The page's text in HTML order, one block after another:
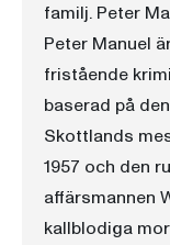
familj. Peter
Peter Manuel
fristående
baserad på
Skottlands
1957 och den
affärsmannen
kallblodiga